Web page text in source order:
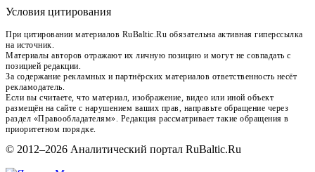
Условия цитирования
При цитировании материалов RuBaltic.Ru обязательна активная гиперссылка
на источник.
Материалы авторов отражают их личную позицию и могут не совпадать с
позицией редакции.
За содержание рекламных и партнёрских материалов ответственность несёт
рекламодатель.
Если вы считаете, что материал, изображение, видео или иной объект
размещён на сайте с нарушением ваших прав, направьте обращение через
раздел «Правообладателям». Редакция рассматривает такие обращения в
приоритетном порядке.
© 2012–2026 Аналитический портал RuBaltic.Ru